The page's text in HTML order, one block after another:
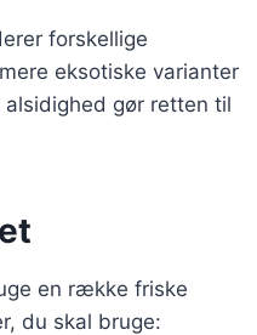
forskellige
eksotiske varianter
gør retten til
en række friske
du skal bruge: